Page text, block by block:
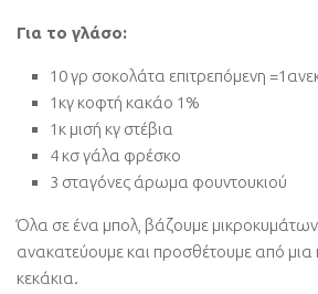
Για το γλάσο:
10 γρ σοκολάτα επιτρεπόμενη
1κγ κοφτή κακάο 1%
1κ μισή κγ στέβια
4 κσ γάλα φρέσκο
3 σταγόνες άρωμα φουντουκιού
Όλα σε ένα μπολ, βάζουμε μικροκυμάτων
ανακατεύουμε και προσθέτουμε από μια
κεκάκια.